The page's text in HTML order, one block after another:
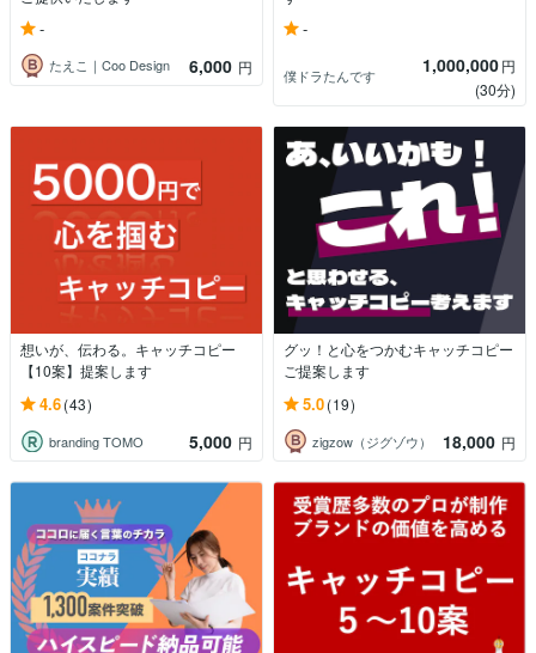
-
たえこ｜Coo Design 6,000 円
-
僕ドラたんです 1,000,000円
(30分)
想いが、伝わる。キャッチコピー
【10案】提案します
4.6(43)
branding TOMO 5,000 円
グッ！と心をつかむキャッチコピー
ご提案します
5.0(19)
zigzow（ジグゾウ） 18,000 円